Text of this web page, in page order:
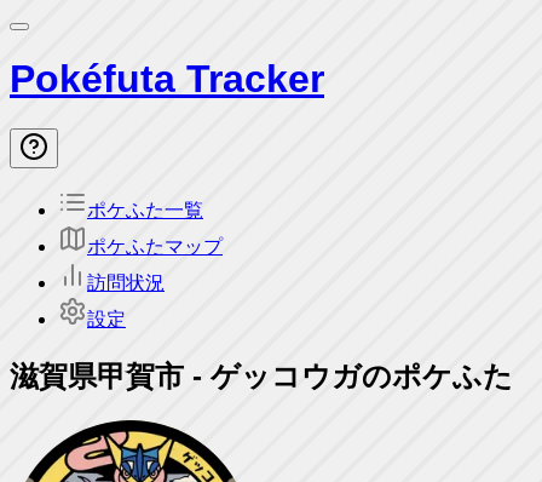
Pokéfuta Tracker
ポケふた一覧
ポケふたマップ
訪問状況
設定
滋賀県甲賀市 - ゲッコウガのポケふた